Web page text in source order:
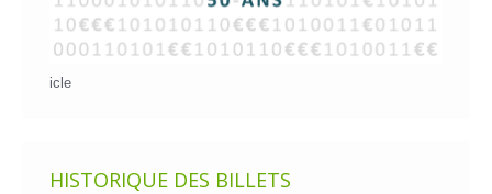
icle
HISTORIQUE DES BILLETS